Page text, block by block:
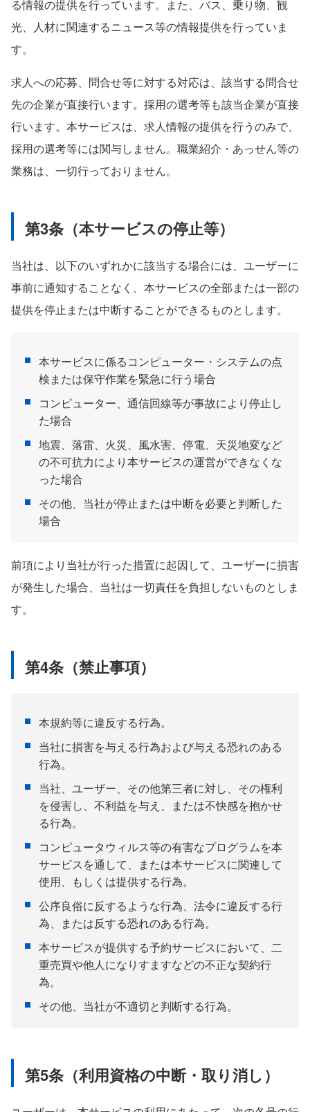
る情報の提供を行っています。また、バス、乗り物、観
光、人材に関連するニュース等の情報提供を行っていま
す。
求人への応募、問合せ等に対する対応は、該当する問合せ
先の企業が直接行います。採用の選考等も該当企業が直接
行います。本サービスは、求人情報の提供を行うのみで、
採用の選考等には関与しません。職業紹介・あっせん等の
業務は、一切行っておりません。
第3条（本サービスの停止等）
当社は、以下のいずれかに該当する場合には、ユーザーに
事前に通知することなく、本サービスの全部または一部の
提供を停止または中断することができるものとします。
本サービスに係るコンピューター・システムの点
検または保守作業を緊急に行う場合
コンピューター、通信回線等が事故により停止し
た場合
地震、落雷、火災、風水害、停電、天災地変など
の不可抗力により本サービスの運営ができなくな
った場合
その他、当社が停止または中断を必要と判断した
場合
前項により当社が行った措置に起因して、ユーザーに損害
が発生した場合、当社は一切責任を負担しないものとしま
す。
第4条（禁止事項）
本規約等に違反する行為。
当社に損害を与える行為および与える恐れのある
行為。
当社、ユーザー、その他第三者に対し、その権利
を侵害し、不利益を与え、または不快感を抱かせ
る行為。
コンピュータウィルス等の有害なプログラムを本
サービスを通して、または本サービスに関連して
使用、もしくは提供する行為。
公序良俗に反するような行為、法令に違反する行
為、または反する恐れのある行為。
本サービスが提供する予約サービスにおいて、二
重売買や他人になりすますなどの不正な契約行
為。
その他、当社が不適切と判断する行為。
第5条（利用資格の中断・取り消し）